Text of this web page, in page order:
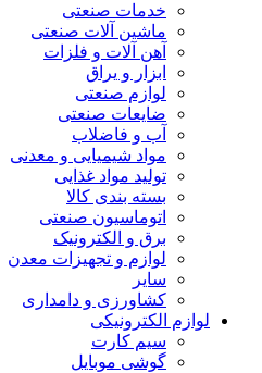
خدمات صنعتی
ماشین آلات صنعتی
آهن آلات و فلزات
ابزار و یراق
لوازم صنعتی
ضایعات صنعتی
آب و فاضلاب
مواد شیمیایی و معدنی
تولید مواد غذایی
بسته بندی کالا
اتوماسیون صنعتی
برق و الکترونیک
لوازم و تجهیزات معدن
سایر
کشاورزی و دامداری
لوازم الکترونیکی
سیم کارت
گوشی موبایل